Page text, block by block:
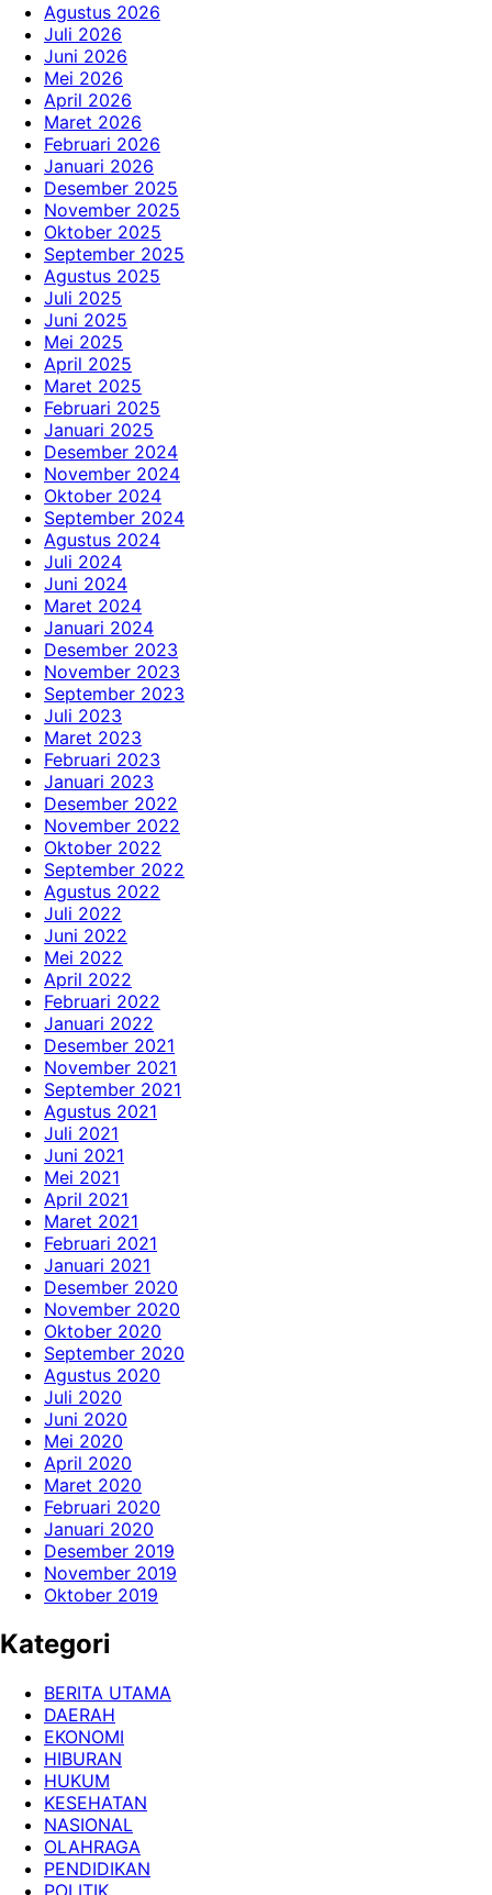
Agustus 2026
Juli 2026
Juni 2026
Mei 2026
April 2026
Maret 2026
Februari 2026
Januari 2026
Desember 2025
November 2025
Oktober 2025
September 2025
Agustus 2025
Juli 2025
Juni 2025
Mei 2025
April 2025
Maret 2025
Februari 2025
Januari 2025
Desember 2024
November 2024
Oktober 2024
September 2024
Agustus 2024
Juli 2024
Juni 2024
Maret 2024
Januari 2024
Desember 2023
November 2023
September 2023
Juli 2023
Maret 2023
Februari 2023
Januari 2023
Desember 2022
November 2022
Oktober 2022
September 2022
Agustus 2022
Juli 2022
Juni 2022
Mei 2022
April 2022
Februari 2022
Januari 2022
Desember 2021
November 2021
September 2021
Agustus 2021
Juli 2021
Juni 2021
Mei 2021
April 2021
Maret 2021
Februari 2021
Januari 2021
Desember 2020
November 2020
Oktober 2020
September 2020
Agustus 2020
Juli 2020
Juni 2020
Mei 2020
April 2020
Maret 2020
Februari 2020
Januari 2020
Desember 2019
November 2019
Oktober 2019
Kategori
BERITA UTAMA
DAERAH
EKONOMI
HIBURAN
HUKUM
KESEHATAN
NASIONAL
OLAHRAGA
PENDIDIKAN